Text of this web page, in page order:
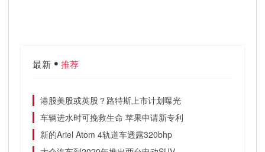
最新 推荐
港股美股或英股？路特斯上市计划曝光
车辆进水时可挽救生命 苹果申请新专利
新的Ariel Atom 4轨道车透露320bhp